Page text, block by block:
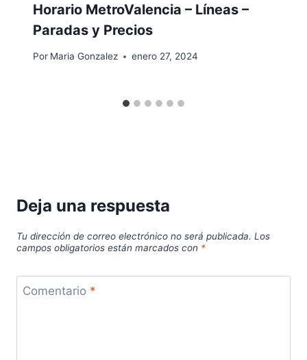
Horario MetroValencia – Líneas –
Paradas y Precios
Por Maria Gonzalez enero 27, 2024
Deja una respuesta
Tu dirección de correo electrónico no será publicada. Los
campos obligatorios están marcados con *
Comentario *